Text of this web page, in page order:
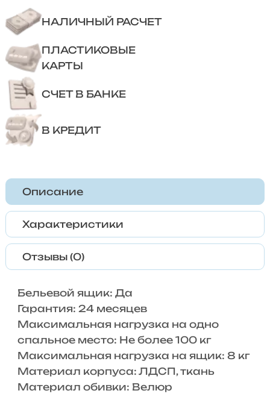
НАЛИЧНЫЙ РАСЧЕТ
ПЛАСТИКОВЫЕ
КАРТЫ
СЧЕТ В БАНКЕ
В КРЕДИТ
Описание
Характеристики
Отзывы (0)
Бельевой ящик: Да
Гарантия: 24 месяцев
Максимальная нагрузка на одно
спальное место: Не более 100 кг
Максимальная нагрузка на ящик: 8 кг
Материал корпуса: ЛДСП, ткань
Материал обивки: Велюр